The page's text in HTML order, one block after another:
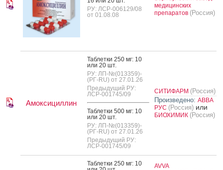
РУ: ЛСР-006129/08
от 01.08.08
медицинских
препаратов (Россия)
Амоксициллин
Таб­летки 250 мг: 10
или 20 шт.
РУ: ЛП-№(013359)-
(РГ-RU) от 27.01.26
Предыдущий РУ:
ЛСР-001745/09
Таб­летки 500 мг: 10
или 20 шт.
РУ: ЛП-№(013359)-
(РГ-RU) от 27.01.26
Предыдущий РУ:
ЛСР-001745/09
СИТИФАРМ (Россия)
Произведено: АВВА
РУС (Россия) или
БИОХИМИК (Россия)
Таб­летки 250 мг: 10
AVVA